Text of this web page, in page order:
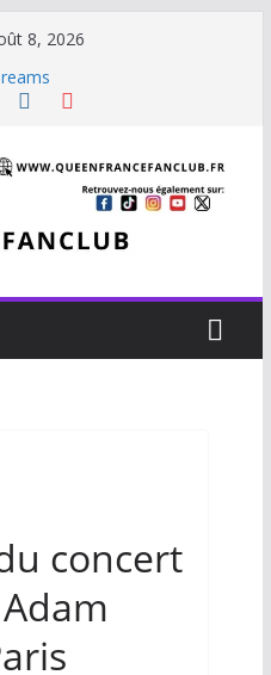
8, 2026
Punishment (1981)
Freddie Mercury
concert